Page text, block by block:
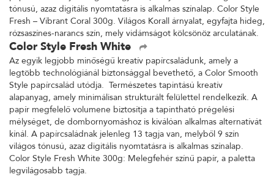
tónusú, azaz digitális nyomtatásra is alkalmas színalap. Color Style
Fresh – Vibrant Coral 300g. Világos Korall árnyalat, egyfajta hideg,
rózsaszínes-narancs szín, mely vidámságot kölcsönöz arculatának.
Color Style Fresh White
Az egyik legjobb minőségű kreatív papírcsaládunk, amely a
legtöbb technológiánál biztonsággal bevethető, a Color Smooth
Style papírcsalád utódja. Természetes tapintású kreatív
alapanyag, amely minimálisan strukturált felülettel rendelkezik. A
papír megfelelő volumene biztosítja a tapintható prégelési
mélységet, de dombornyomáshoz is kiválóan alkalmas alternatívát
kínál. A papírcsaládnak jelenleg 13 tagja van, melyből 9 szín
világos tónusú, azaz digitális nyomtatásra is alkalmas színalap.
Color Style Fresh White 300g: Melegfehér színű papír, a paletta
legvilágosabb tagja.